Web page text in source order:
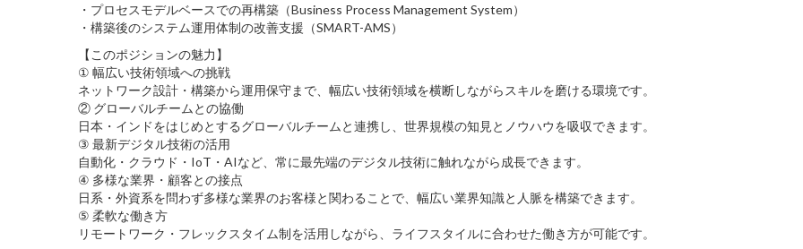
・プロセスモデルベースでの再構築（Business Process Management System）
・構築後のシステム運用体制の改善支援（SMART-AMS）
【このポジションの魅力】
① 幅広い技術領域への挑戦
ネットワーク設計・構築から運用保守まで、幅広い技術領域を横断しながらスキルを磨ける環境です。
② グローバルチームとの協働
日本・インドをはじめとするグローバルチームと連携し、世界規模の知見とノウハウを吸収できます。
③ 最新デジタル技術の活用
自動化・クラウド・IoT・AIなど、常に最先端のデジタル技術に触れながら成長できます。
④ 多様な業界・顧客との接点
日系・外資系を問わず多様な業界のお客様と関わることで、幅広い業界知識と人脈を構築できます。
⑤ 柔軟な働き方
リモートワーク・フレックスタイム制を活用しながら、ライフスタイルに合わせた働き方が可能です。